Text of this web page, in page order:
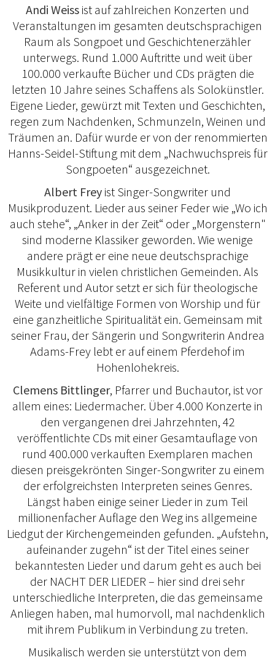
Andi Weiss ist auf zahlreichen Konzerten und
Veranstaltungen im gesamten deutschsprachigen
Raum als Songpoet und Geschichtenerzähler
unterwegs. Rund 1.000 Auftritte und weit über
100.000 verkaufte Bücher und CDs prägten die
letzten 10 Jahre seines Schaffens als Solokünstler.
Eigene Lieder, gewürzt mit Texten und Geschichten,
regen zum Nachdenken, Schmunzeln, Weinen und
Träumen an. Dafür wurde er von der renommierten
Hanns-Seidel-Stiftung mit dem „Nachwuchspreis für
Songpoeten“ ausgezeichnet.
Albert Frey ist Singer-Songwriter und
Musikproduzent. Lieder aus seiner Feder wie „Wo ich
auch stehe“, „Anker in der Zeit“ oder „Morgenstern"
sind moderne Klassiker geworden. Wie wenige
andere prägt er eine neue deutschsprachige
Musikkultur in vielen christlichen Gemeinden. Als
Referent und Autor setzt er sich für theologische
Weite und vielfältige Formen von Worship und für
eine ganzheitliche Spiritualität ein. Gemeinsam mit
seiner Frau, der Sängerin und Songwriterin Andrea
Adams-Frey lebt er auf einem Pferdehof im
Hohenlohekreis.
Clemens Bittlinger, Pfarrer und Buchautor, ist vor
allem eines: Liedermacher. Über 4.000 Konzerte in
den vergangenen drei Jahrzehnten, 42
veröffentlichte CDs mit einer Gesamtauflage von
rund 400.000 verkauften Exemplaren machen
diesen preisgekrönten Singer-Songwriter zu einem
der erfolgreichsten Interpreten seines Genres.
Längst haben einige seiner Lieder in zum Teil
millionenfacher Auflage den Weg ins allgemeine
Liedgut der Kirchengemeinden gefunden. „Aufstehn,
aufeinander zugehn“ ist der Titel eines seiner
bekanntesten Lieder und darum geht es auch bei
der NACHT DER LIEDER – hier sind drei sehr
unterschiedliche Interpreten, die das gemeinsame
Anliegen haben, mal humorvoll, mal nachdenklich
mit ihrem Publikum in Verbindung zu treten.
Musikalisch werden sie unterstützt von dem